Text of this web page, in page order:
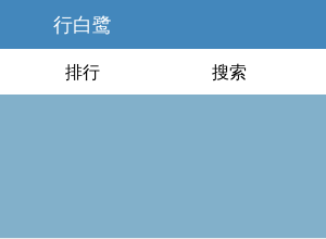
行白鹭
排行 搜索